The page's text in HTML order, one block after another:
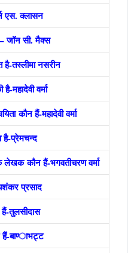
एस. क्लासन
जॉन सी. मैक्स
है-तस्‍लीमा नसरीन
महादेवी वर्मा
कौन हैं-महादेवी वर्मा
है-प्रेमचन्‍द
लेखक कौन हैं-भगवतीचरण वर्मा
प्रसाद
हैं-तुलसीदास
बाण्‍ाभट्ट